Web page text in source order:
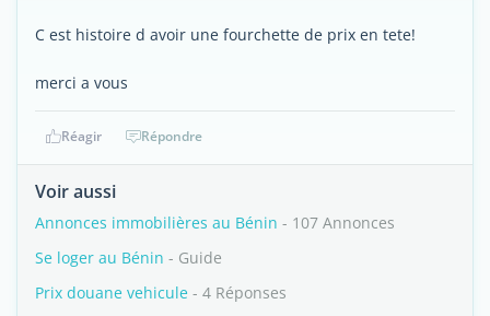
C est histoire d avoir une fourchette de prix en tete!
merci a vous
Réagir Répondre
Voir aussi
Annonces immobilières au Bénin - 107 Annonces
Se loger au Bénin - Guide
Prix douane vehicule - 4 Réponses